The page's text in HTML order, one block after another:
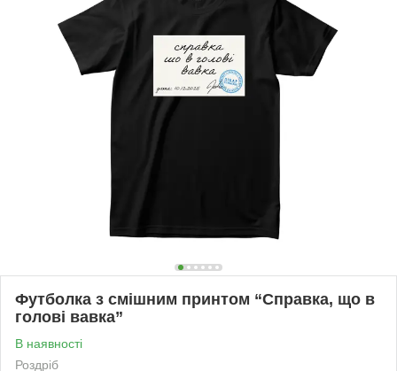
Футболка з смішним принтом “Справка, що в
голові вавка”
В наявності
Роздріб